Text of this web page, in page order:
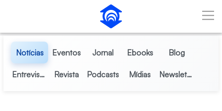
Pular para o Conteúdo principal
Notícias Eventos Jornal Ebooks Blog
Entrevistas Revista Podcasts Mídias Newsletter